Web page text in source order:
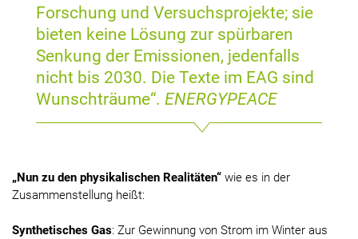
Forschung und Versuchsprojekte; sie
bieten keine Lösung zur spürbaren
Senkung der Emissionen, jedenfalls
nicht bis 2030. Die Texte im EAG sind
Wunschträume“. ENERGYPEACE
„Nun zu den physikalischen Realitäten“ wie es in der
Zusammenstellung heißt:
Synthetisches Gas: Zur Gewinnung von Strom im Winter aus